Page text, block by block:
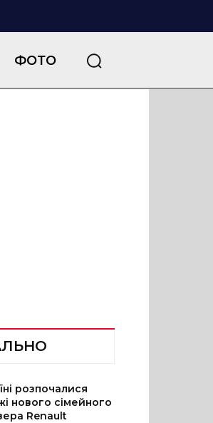
ФОТО
розпочалися
нового сімейного
Renault